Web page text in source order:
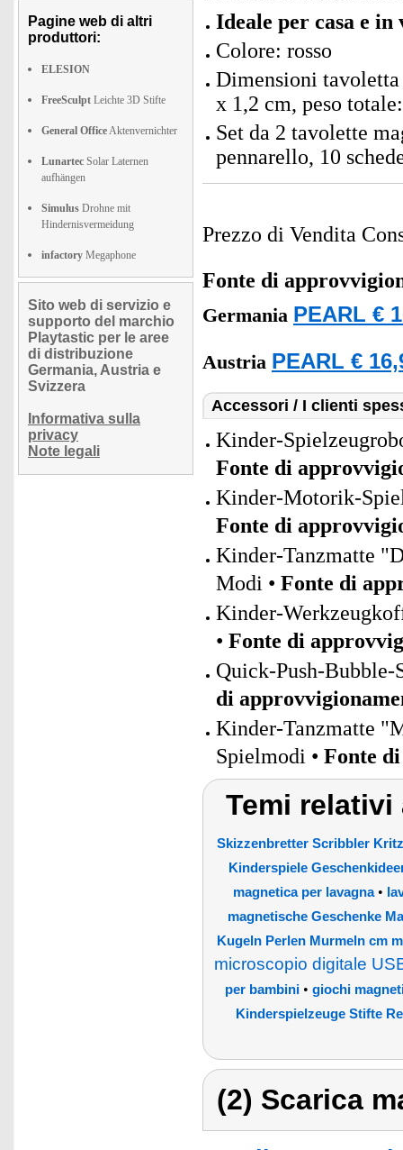
Pagine web di altri
produttori:
ELESION
FreeSculpt Leichte 3D Stifte
General OfficeAktenvernichter
Lunartec Solar Laternen
aufhängen
Simulus Drohne mit
Hindernisvermeidung
infactory Megaphone
Sito web di servizio e
supporto del marchio
Playtastic per le aree
di distribuzione
Germania, Austria e
Svizzera
Informativa sulla
privacy
Note legali
Ideale per casa e in
Colore: rosso
Dimensioni
x 1,2 cm, peso
Set da 2 tavolette
pennarello, 10
Prezzo di Vendita
Fonte di
Germania PEARL €
Austria PEARL €
Accessori / I clienti
Kinder-
Fonte di
Kinder-Motorik-
Fonte di
Kinder-Tanzmatte
Modi • Fonte di
Kinder-
• Fonte di
Quick-Push-
di
Kinder-Tanzmatte
Spielmodi • Fonte
Temi
Skizzenbretter Scribbler
Kinderspiele
magnetica per lavagna•
magnetische Geschenke
Kugeln Perlen Murmeln cm
microscopio digitale
per bambini • giochi
Kinderspielzeuge Stifte
(2) Scarica